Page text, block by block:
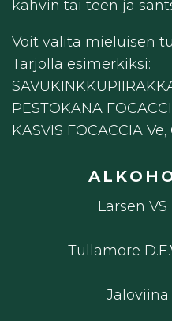
kahvin tai teen ja
Voit valita mieluisen
Tarjolla esimerkiksi:
PESTOKANA
KASVIS FOCACCIA Ve,
Larsen
Tullamore